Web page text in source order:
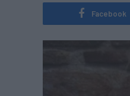
Facebook